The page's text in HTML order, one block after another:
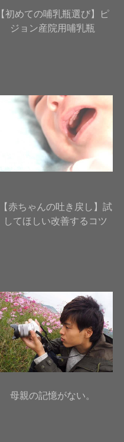
【初めての哺乳瓶選び】ピ
ジョン産院用哺乳瓶
【赤ちゃんの吐き戻し】試
してほしい改善するコツ
母親の記憶がない。